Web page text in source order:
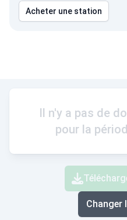
Acheter une station
Il n'y a pas de
pour la
Changer